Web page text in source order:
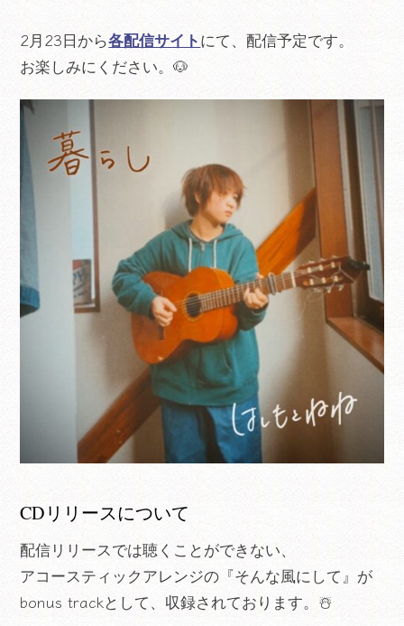
2月23日から各配信サイトにて、配信予定です。
お楽しみにください。🐶
CDリリースについて
配信リリースでは聴くことができない、
アコースティックアレンジの『そんな風にして』が
bonus trackとして、収録されております。☃️